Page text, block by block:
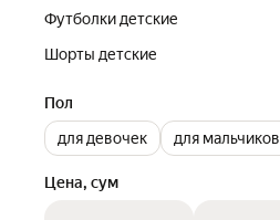
Футболки детские
Шорты детские
Пол
для девочек
для мальчиков
Цена, сум